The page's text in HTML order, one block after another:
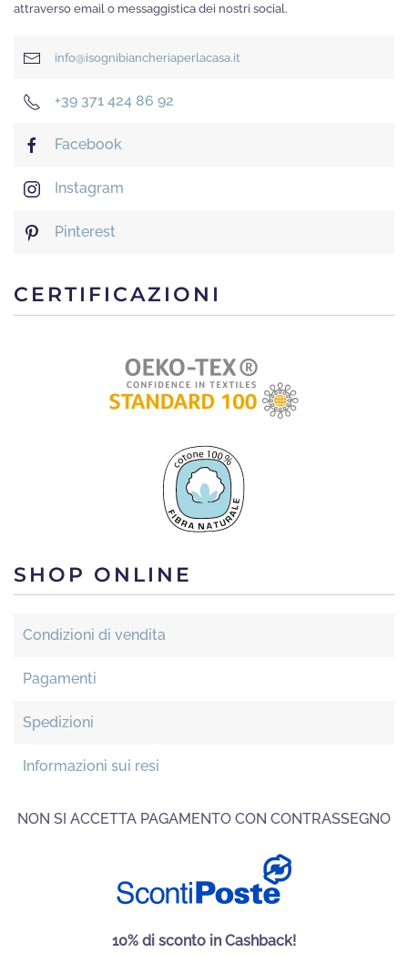
attraverso email o messaggistica dei nostri social.
info@isognibiancheriaperlacasa.it
+39 371 424 86 92
Facebook
Instagram
Pinterest
CERTIFICAZIONI
SHOP ONLINE
Condizioni di vendita
Pagamenti
Spedizioni
Informazioni sui resi
NON SI ACCETTA PAGAMENTO CON CONTRASSEGNO
10% di sconto in Cashback!